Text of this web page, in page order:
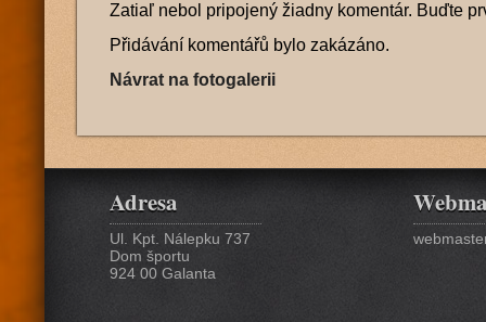
Zatiaľ nebol pripojený žiadny komentár. Buďte
Přidávání komentářů bylo zakázáno.
Návrat na fotogalerii
Adresa
Ul. Kpt. Nálepku 737
Dom športu
924 00 Galanta